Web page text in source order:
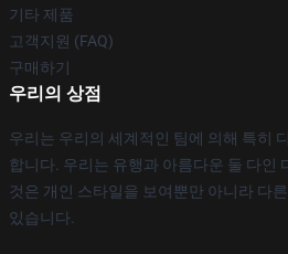
기타 제품
고객지원 (FAQ)
구매하기
우리의 상점
우리는 우리의 세계적인 팀에 의해 특히
합니다. 우리는 유행과 아름다운 둘 다인
것은 개인 스타일을 보여뿐만 아니라 다
있습니다.